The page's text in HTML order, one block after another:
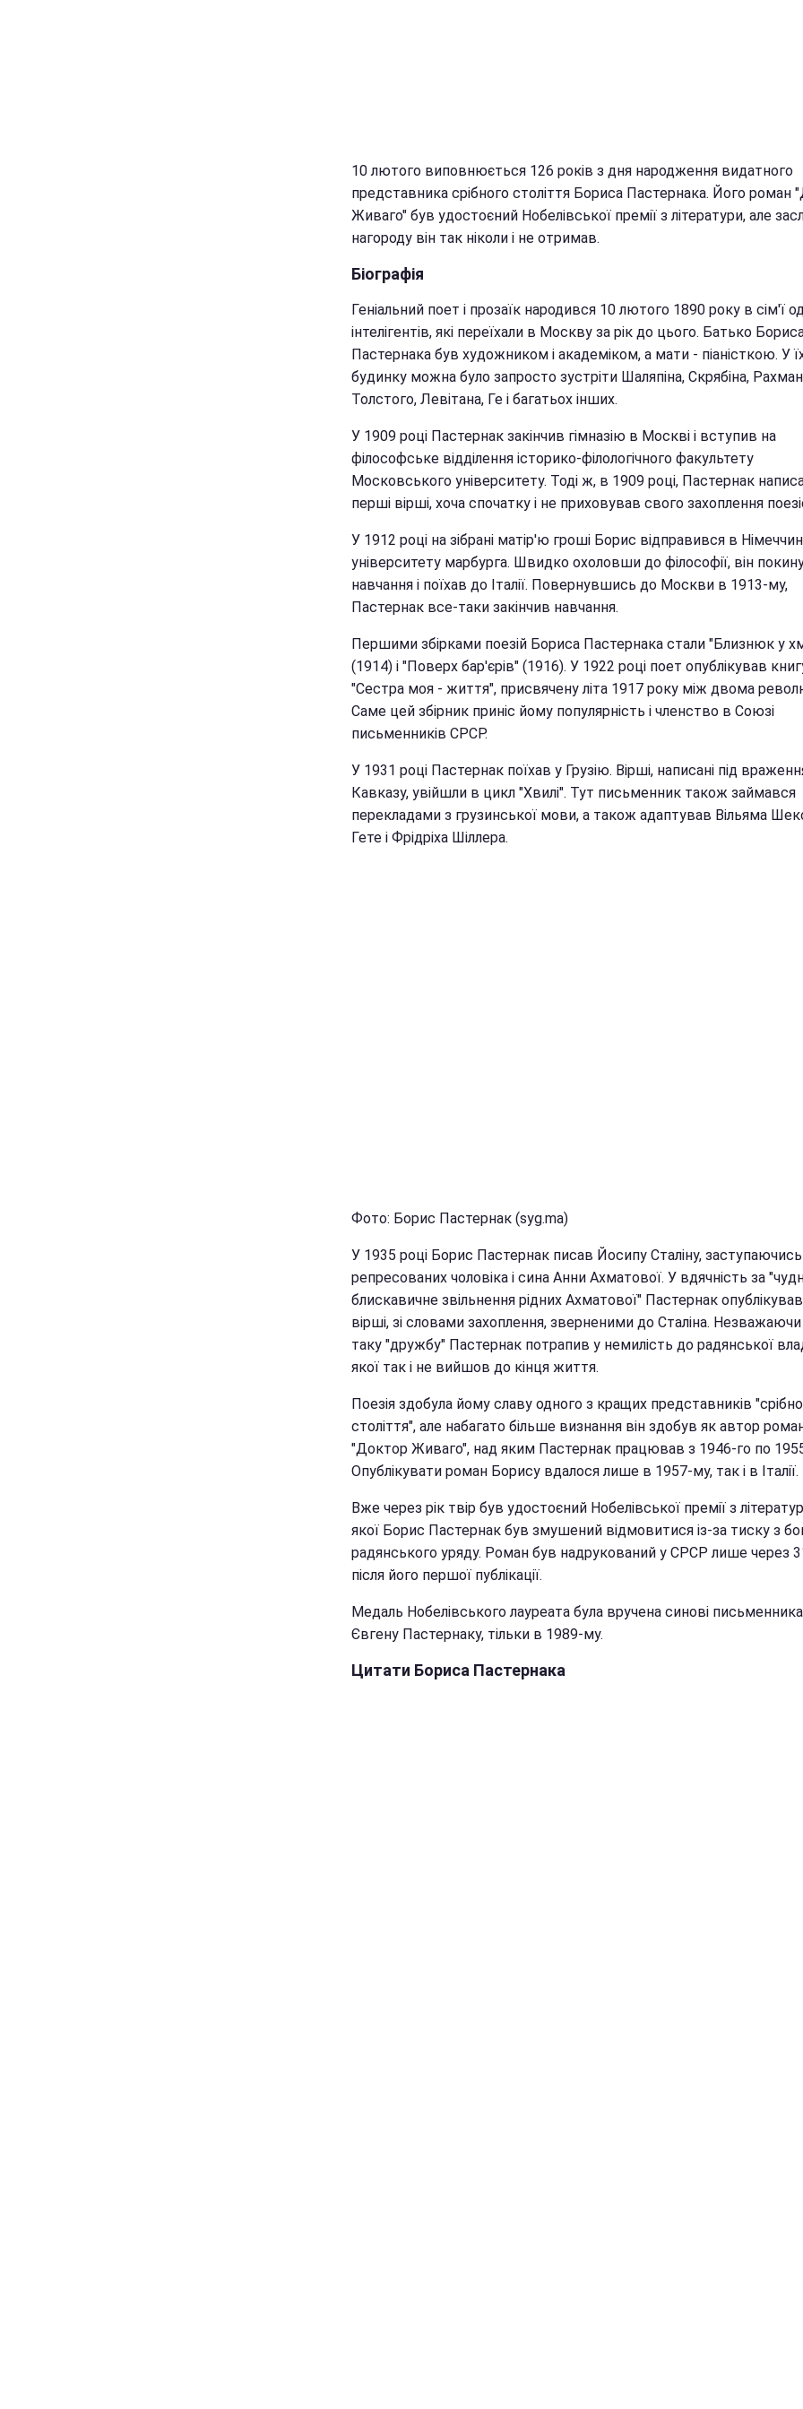
10 лютого виповнюється 126 років з дня народження видатного
представника срібного століття Бориса Пастернака. Його роман
Живаго" був удостоєний Нобелівської премії з літератури, але
нагороду він так ніколи і не отримав.
Біографія
Геніальний поет і прозаїк народився 10 лютого 1890 року в сім'ї
інтелігентів, які переїхали в Москву за рік до цього. Батько
Пастернака був художником і академіком, а мати - піаністкою. У
будинку можна було запросто зустріти Шаляпіна, Скрябіна,
Толстого, Левітана, Ге і багатьох інших.
У 1909 році Пастернак закінчив гімназію в Москві і вступив на
філософське відділення історико-філологічного факультету
Московського університету. Тоді ж, в 1909 році, Пастернак
перші вірші, хоча спочатку і не приховував свого захоплення
У 1912 році на зібрані матір'ю гроші Борис відправився в
університету марбурга. Швидко охоловши до філософії, він
навчання і поїхав до Італії. Повернувшись до Москви в 1913-му,
Пастернак все-таки закінчив навчання.
Першими збірками поезій Бориса Пастернака стали "Близнюк у
(1914) і "Поверх бар'єрів" (1916). У 1922 році поет опублікував
"Сестра моя - життя", присвячену літа 1917 року між двома
Саме цей збірник приніс йому популярність і членство в Союзі
письменників СРСР.
У 1931 році Пастернак поїхав у Грузію. Вірші, написані під
Кавказу, увійшли в цикл "Хвилі". Тут письменник також займався
перекладами з грузинської мови, а також адаптував Вільяма
Гете і Фрідріха Шіллера.
Фото: Борис Пастернак (syg.ma)
У 1935 році Борис Пастернак писав Йосипу Сталіну,
репресованих чоловіка і сина Анни Ахматової. У вдячність за
блискавичне звільнення рідних Ахматової" Пастернак
вірші, зі словами захоплення, зверненими до Сталіна.
таку "дружбу" Пастернак потрапив у немилість до радянської
якої так і не вийшов до кінця життя.
Поезія здобула йому славу одного з кращих представників
століття", але набагато більше визнання він здобув як автор
"Доктор Живаго", над яким Пастернак працював з 1946-го по 1955
Опублікувати роман Борису вдалося лише в 1957-му, так і в Італії.
Вже через рік твір був удостоєний Нобелівської премії з
якої Борис Пастернак був змушений відмовитися із-за тиску з
радянського уряду. Роман був надрукований у СРСР лише через
після його першої публікації.
Медаль Нобелівського лауреата була вручена синові
Євгену Пастернаку, тільки в 1989-му.
Цитати Бориса Пастернака